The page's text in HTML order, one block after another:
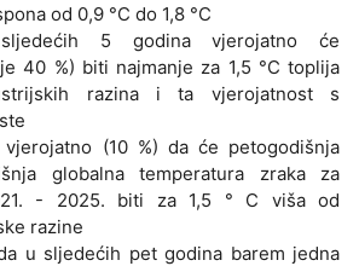
od 0,9 °C do 1,8 °C
5 godina vjerojatno će
40 %) biti najmanje za 1,5 °C toplija
razina i ta vjerojatnost s
(10 %) da će petogodišnja
globalna temperatura zraka za
- 2025. biti za 1,5 ° C viša od
razine
u sljedećih pet godina barem jedna